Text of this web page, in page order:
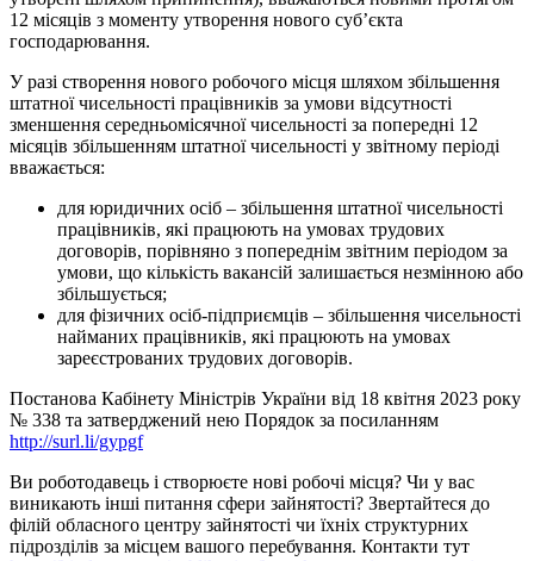
12 місяців з моменту утворення нового суб’єкта
господарювання.
У разі створення нового робочого місця шляхом збільшення
штатної чисельності працівників за умови відсутності
зменшення середньомісячної чисельності за попередні 12
місяців збільшенням штатної чисельності у звітному періоді
вважається:
для юридичних осіб – збільшення штатної чисельності
працівників, які працюють на умовах трудових
договорів, порівняно з попереднім звітним періодом за
умови, що кількість вакансій залишається незмінною або
збільшується;
для фізичних осіб-підприємців – збільшення чисельності
найманих працівників, які працюють на умовах
зареєстрованих трудових договорів.
Постанова Кабінету Міністрів України від 18 квітня 2023 року
№ 338 та затверджений нею Порядок за посиланням
http://surl.li/gypgf
Ви роботодавець і створюєте нові робочі місця? Чи у вас
виникають інші питання сфери зайнятості? Звертайтеся до
філій обласного центру зайнятості чи їхніх структурних
підрозділів за місцем вашого перебування. Контакти тут